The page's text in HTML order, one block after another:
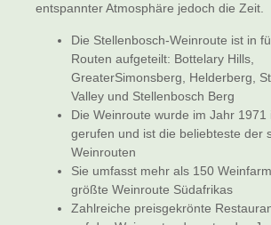
entspannter Atmosphäre jedoch die Zeit.
Die Stellenbosch-Weinroute ist in
Routen aufgeteilt: Bottelary Hills,
GreaterSimonsberg, Helderberg,
Valley und Stellenbosch Berg
Die Weinroute wurde im Jahr 1971
gerufen und ist die beliebteste der
Weinrouten
Sie umfasst mehr als 150
größte Weinroute Südafrikas
Zahlreiche preisgekrönte